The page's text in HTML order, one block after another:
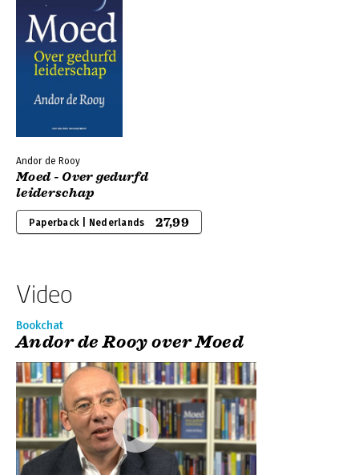
Andor de Rooy
Moed - Over gedurfd
leiderschap
Paperback | Nederlands 27,99
Video
Bookchat
Andor de Rooy over Moed